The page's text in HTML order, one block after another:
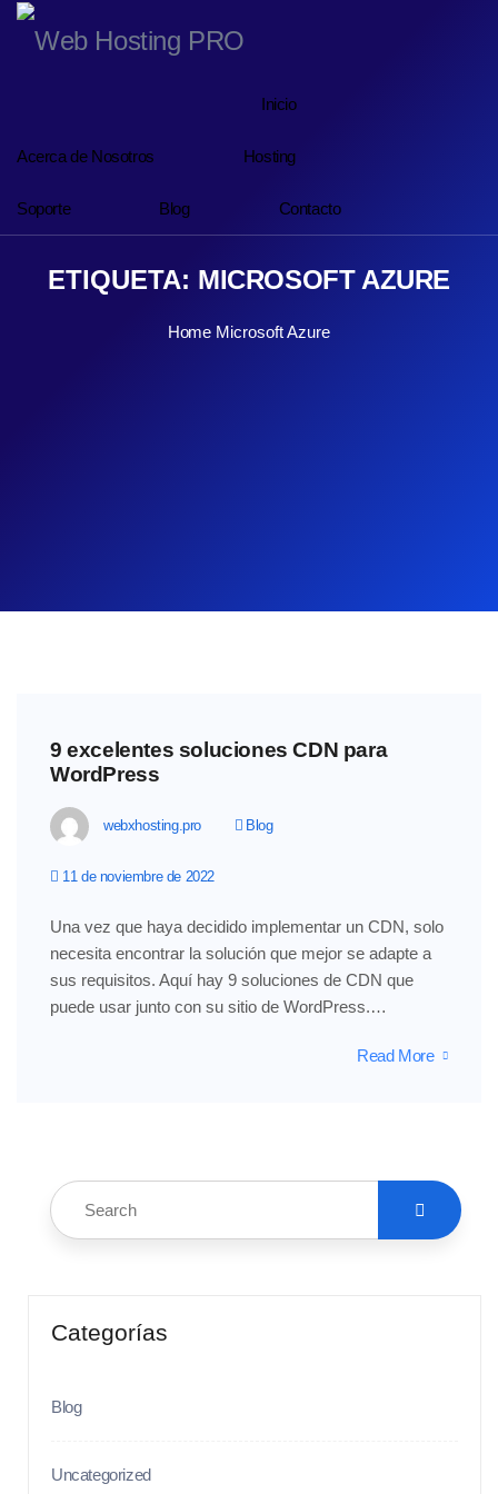
Inicio
Acerca de Nosotros Hosting
Soporte Blog Contacto
ETIQUETA: MICROSOFT AZURE
HomeMicrosoft Azure
9 excelentes soluciones CDN para
WordPress
webxhosting.pro Blog
11 de noviembre de 2022
Una vez que haya decidido implementar un CDN, solo
necesita encontrar la solución que mejor se adapte a
sus requisitos. Aquí hay 9 soluciones de CDN que
puede usar junto con su sitio de WordPress.…
Read More
Categorías
Blog
Uncategorized